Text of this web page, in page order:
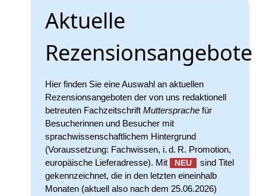
Aktuelle
Rezensionsangebote
Hier finden Sie eine Auswahl an aktuellen
Rezensionsangeboten der von uns redaktionell
betreuten FachzeitschriftMuttersprache für
Besucherinnen und Besucher mit
sprachwissenschaftlichem Hintergrund
(Voraussetzung: Fachwissen, i. d. R. Promotion,
europäische Lieferadresse). Mit
NEU
sind Titel
gekennzeichnet, die in den letzten eineinhalb
Monaten (aktuell also nach dem 25.06.2026)